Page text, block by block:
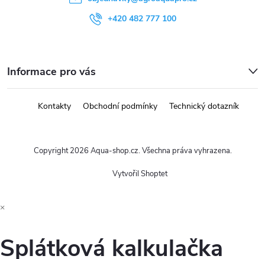
+420 482 777 100
Informace pro vás
Kontakty Obchodní podmínky Technický dotazník
Vytvořil Shoptet
Copyright 2026 Aqua-shop.cz. Všechna práva vyhrazena.
×
Splátková kalkulačka